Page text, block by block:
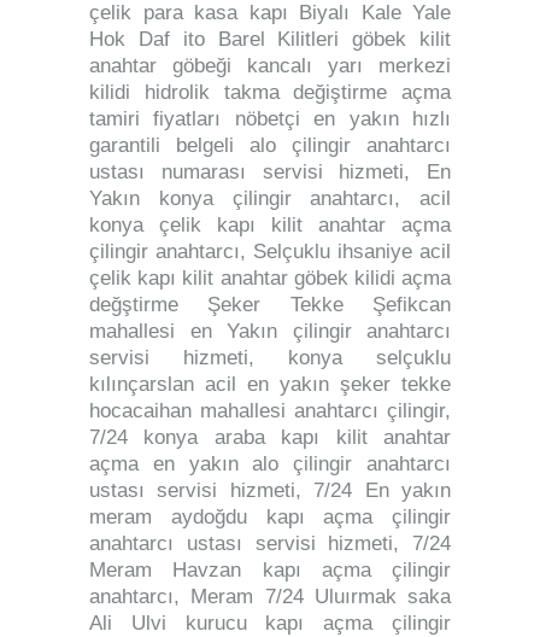
çelik para kasa kapı Biyalı Kale Yale
Hok Daf ito Barel Kilitleri göbek kilit
anahtar göbeği kancalı yarı merkezi
kilidi hidrolik takma değiştirme açma
tamiri fiyatları nöbetçi en yakın hızlı
garantili belgeli alo çilingir anahtarcı
ustası numarası servisi hizmeti, En
Yakın konya çilingir anahtarcı, acil
konya çelik kapı kilit anahtar açma
çilingir anahtarcı, Selçuklu ihsaniye acil
çelik kapı kilit anahtar göbek kilidi açma
değştirme Şeker Tekke Şefikcan
mahallesi en Yakın çilingir anahtarcı
servisi hizmeti, konya selçuklu
kılınçarslan acil en yakın şeker tekke
hocacaihan mahallesi anahtarcı çilingir,
7/24 konya araba kapı kilit anahtar
açma en yakın alo çilingir anahtarcı
ustası servisi hizmeti, 7/24 En yakın
meram aydoğdu kapı açma çilingir
anahtarcı ustası servisi hizmeti, 7/24
Meram Havzan kapı açma çilingir
anahtarcı, Meram 7/24 Uluırmak saka
Ali Ulvi kurucu kapı açma çilingir